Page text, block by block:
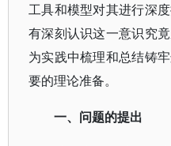
工具和模型对其进行深
有深刻认识这一意识究
为实践中梳理和总结铸
要的理论准备。
一、问题的提出